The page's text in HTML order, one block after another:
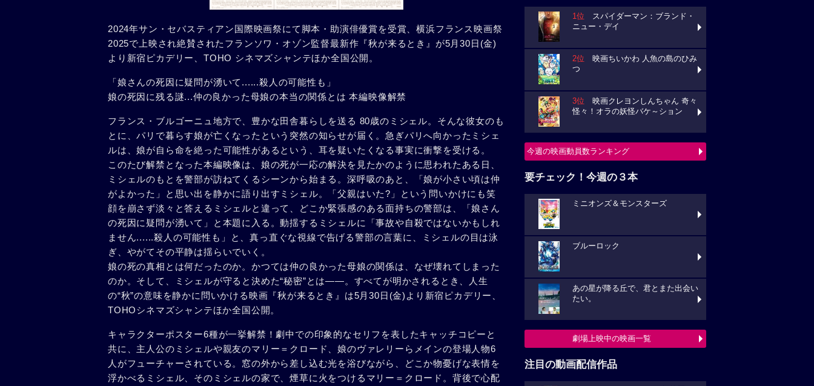
2024年サン・セバスティアン国際映画祭にて脚本・助演俳優賞を受賞、横浜フランス映画祭
2025で上映され絶賛されたフランソワ・オゾン監督最新作『秋が来るとき』が5月30日(金)
より新宿ピカデリー、TOHO シネマズシャンテほか全国公開。
「娘さんの死因に疑問が湧いて......殺人の可能性も」
娘の死因に残る謎...仲の良かった母娘の本当の関係とは 本編映像解禁
フランス・ブルゴーニュ地方で、豊かな田舎暮らしを送る 80歳のミシェル。そんな彼女のも
とに、パリで暮らす娘が亡くなったという突然の知らせが届く。急ぎパリへ向かったミシェ
ルは、娘が自ら命を絶った可能性があるという、耳を疑いたくなる事実に衝撃を受ける。
このたび解禁となった本編映像は、娘の死が一応の解決を見たかのように思われたある日、
ミシェルのもとを警部が訪ねてくるシーンから始まる。深呼吸のあと、「娘が小さい頃は仲
がよかった」と思い出を静かに語り出すミシェル。「父親はいた?」という問いかけにも笑
顔を崩さず淡々と答えるミシェルと違って、どこか緊張感のある面持ちの警部は、「娘さん
の死因に疑問が湧いて」と本題に入る。動揺するミシェルに「事故や自殺ではないかもしれ
ません......殺人の可能性も」と、真っ直ぐな視線で告げる警部の言葉に、ミシェルの目は泳
ぎ、やがてその平静は揺らいでいく。
娘の死の真相とは何だったのか。かつては仲の良かった母娘の関係は、なぜ壊れてしまった
のか。そして、ミシェルが守ると決めた“秘密”とは——。すべてが明かされるとき、人生
の“秋”の意味を静かに問いかける映画『秋が来るとき』は5月30日(金)より新宿ピカデリー、
TOHOシネマズシャンテほか全国公開。
キャラクターポスター6種が一挙解禁！劇中での印象的なセリフを表したキャッチコピーと
共に、主人公のミシェルや親友のマリー＝クロード、娘のヴァレリーらメインの登場人物6
人がフューチャーされている。窓の外から差し込む光を浴びながら、どこか物憂げな表情を
浮かべるミシェル、そのミシェルの家で、煙草に火をつけるマリー＝クロード。背後で心配
1位 スパイダーマン：ブランド・
ニュー・デイ
2位 映画ちいかわ 人魚の島のひみ
つ
3位 映画クレヨンしんちゃん 奇々
怪々！オラの妖怪バケ～ション
今週の映画動員数ランキング
要チェック！今週の３本
ミニオンズ＆モンスターズ
ブルーロック
あの星が降る丘で、君とまた出会い
たい。
劇場上映中の映画一覧
注目の動画配信作品